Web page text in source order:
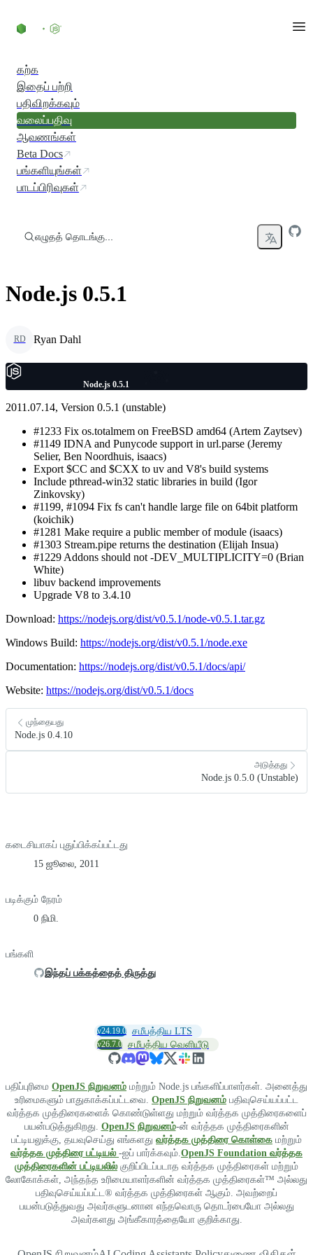
கற்க
இதைப் பற்றி
பதிவிறக்கவும்
வலைப்பதிவு
ஆவணங்கள்
Beta Docs
பங்களியுங்கள்
பாடப்பிரிவுகள்
எழுதத் தொடங்கு...
Node.js 0.5.1
RD Ryan Dahl
Node.js 0.5.1
2011.07.14, Version 0.5.1 (unstable)
#1233 Fix os.totalmem on FreeBSD amd64 (Artem Zaytsev)
#1149 IDNA and Punycode support in url.parse (Jeremy
Selier, Ben Noordhuis, isaacs)
Export $CC and $CXX to uv and V8's build systems
Include pthread-win32 static libraries in build (Igor
Zinkovsky)
#1199, #1094 Fix fs can't handle large file on 64bit platform
(koichik)
#1281 Make require a public member of module (isaacs)
#1303 Stream.pipe returns the destination (Elijah Insua)
#1229 Addons should not -DEV_MULTIPLICITY=0 (Brian
White)
libuv backend improvements
Upgrade V8 to 3.4.10
Download: https://nodejs.org/dist/v0.5.1/node-v0.5.1.tar.gz
Windows Build: https://nodejs.org/dist/v0.5.1/node.exe
Documentation: https://nodejs.org/dist/v0.5.1/docs/api/
Website: https://nodejs.org/dist/v0.5.1/docs
முந்தையது
Node.js 0.4.10
அடுத்தது
Node.js 0.5.0 (Unstable)
கடைசியாகப் புதுப்பிக்கப்பட்டது
15 ஜூலை, 2011
படிக்கும் நேரம்
0 நிமி.
பங்களி
இந்தப் பக்கத்தைத் திருத்து
v24.19.0 சமீபத்திய LTS
v26.7.0 சமீபத்திய வெளியீடு
பதிப்புரிமை OpenJS நிறுவனம் மற்றும் Node.js பங்களிப்பாளர்கள். அனைத்து
உரிமைகளும் பாதுகாக்கப்பட்டவை. OpenJS நிறுவனம் பதிவுசெய்யப்பட்ட
வர்த்தக முத்திரைகளைக் கொண்டுள்ளது மற்றும் வர்த்தக முத்திரைகளைப்
பயன்படுத்துகிறது. OpenJS நிறுவனம்-ன் வர்த்தக முத்திரைகளின்
பட்டியலுக்கு, தயவுசெய்து எங்களது வர்த்தக முத்திரை கொள்கை மற்றும்
வர்த்தக முத்திரை பட்டியல் -ஐப் பார்க்கவும். OpenJS Foundation வர்த்தக
முத்திரைகளின் பட்டியலில் குறிப்பிடப்படாத வர்த்தக முத்திரைகள் மற்றும்
லோகோக்கள், அந்தந்த உரிமையாளர்களின் வர்த்தக முத்திரைகள்™ அல்லது
பதிவுசெய்யப்பட்ட® வர்த்தக முத்திரைகள் ஆகும். அவற்றைப்
பயன்படுத்துவது அவர்களுடனான எந்தவொரு தொடர்பையோ அல்லது
அவர்களது அங்கீகாரத்தையோ குறிக்காது.